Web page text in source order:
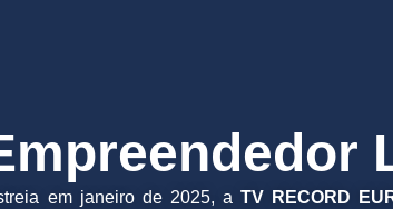
em janeiro de 2025, a TV RECORD